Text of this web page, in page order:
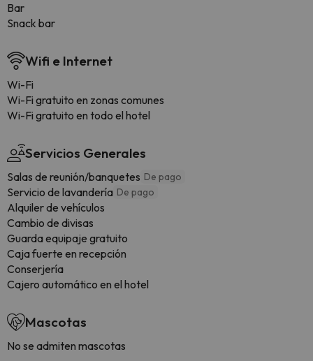
Bar
Snack bar
Wifi e Internet
Wi-Fi
Wi-Fi gratuito en zonas comunes
Wi-Fi gratuito en todo el hotel
Servicios Generales
Salas de reunión/banquetes De pago
Servicio de lavandería De pago
Alquiler de vehículos
Cambio de divisas
Guarda equipaje gratuito
Caja fuerte en recepción
Conserjería
Cajero automático en el hotel
Mascotas
No se admiten mascotas